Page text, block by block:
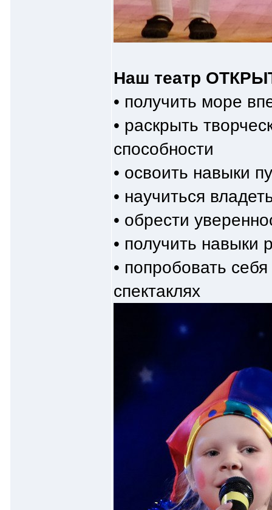
Наш театр
• получить море
• раскрыть
способности
• освоить навыки
• научиться
• обрести
• получить навыки
• попробовать
спектаклях